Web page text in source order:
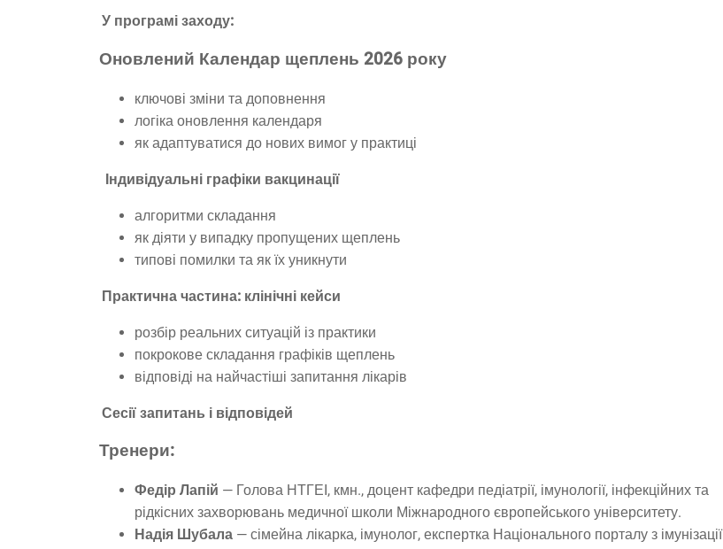
У програмі заходу:
Оновлений Календар щеплень 2026 року
ключові зміни та доповнення
логіка оновлення календаря
як адаптуватися до нових вимог у практиці
Індивідуальні графіки вакцинації
алгоритми складання
як діяти у випадку пропущених щеплень
типові помилки та як їх уникнути
Практична частина: клінічні кейси
розбір реальних ситуацій із практики
покрокове складання графіків щеплень
відповіді на найчастіші запитання лікарів
Сесії запитань і відповідей
Тренери:
Федір Лапій — Голова НТГЕІ, кмн., доцент кафедри педіатрії, імунології, інфекційних та
рідкісних захворювань медичної школи Міжнародного європейського університету.
Надія Шубала — сімейна лікарка, імунолог, експертка Національного порталу з імунізації